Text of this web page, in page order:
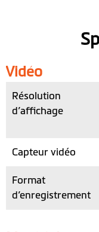
Vidéo
Résolution
d’affichage
Capteur vidéo
Format
d’enregistrement